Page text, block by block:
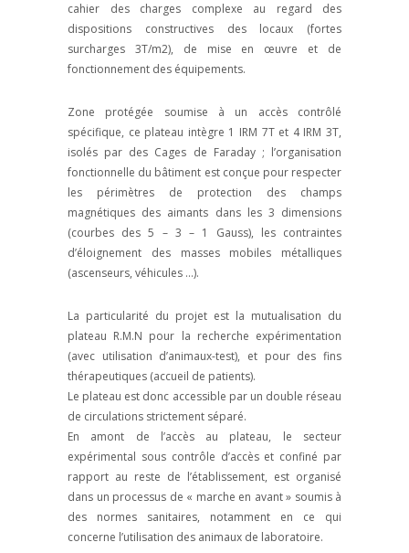
cahier des charges complexe au regard des
dispositions constructives des locaux (fortes
surcharges 3T/m2), de mise en œuvre et de
fonctionnement des équipements.
Zone protégée soumise à un accès contrôlé
spécifique, ce plateau intègre 1 IRM 7T et 4 IRM 3T,
isolés par des Cages de Faraday ; l’organisation
fonctionnelle du bâtiment est conçue pour respecter
les périmètres de protection des champs
magnétiques des aimants dans les 3 dimensions
(courbes des 5 – 3 – 1 Gauss), les contraintes
d’éloignement des masses mobiles métalliques
(ascenseurs, véhicules …).
La particularité du projet est la mutualisation du
plateau R.M.N pour la recherche expérimentation
(avec utilisation d’animaux-test), et pour des fins
thérapeutiques (accueil de patients).
Le plateau est donc accessible par un double réseau
de circulations strictement séparé.
En amont de l’accès au plateau, le secteur
expérimental sous contrôle d’accès et confiné par
rapport au reste de l’établissement, est organisé
dans un processus de « marche en avant » soumis à
des normes sanitaires, notamment en ce qui
concerne l’utilisation des animaux de laboratoire.